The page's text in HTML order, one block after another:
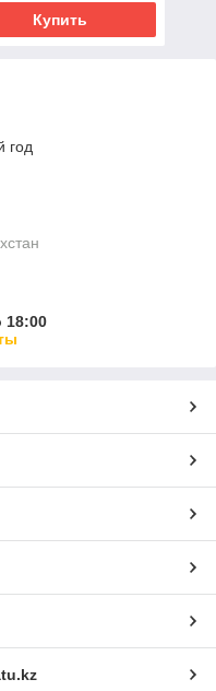
Купить
год
18:00